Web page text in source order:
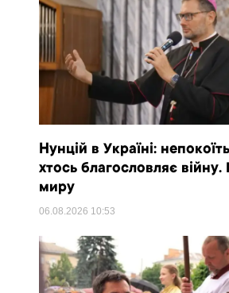
Нунцій в Україні:
хтось благословляє
миру
06.08.2026 10:53